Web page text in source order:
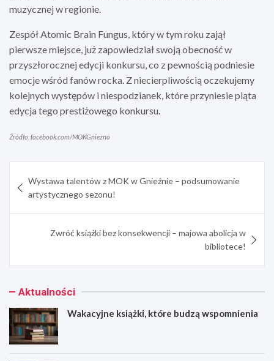
muzycznej w regionie.
Zespół Atomic Brain Fungus, który w tym roku zajął
pierwsze miejsce, już zapowiedział swoją obecność w
przyszłorocznej edycji konkursu, co z pewnością podniesie
emocje wśród fanów rocka. Z niecierpliwością oczekujemy
kolejnych występów i niespodzianek, które przyniesie piąta
edycja tego prestiżowego konkursu.
Źródło: facebook.com/MOKGniezno
wpisu
Wystawa talentów z MOK w Gnieźnie – podsumowanie
artystycznego sezonu!
Zwróć książki bez konsekwencji – majowa abolicja w
bibliotece!
Aktualności
Wakacyjne książki, które budzą wspomnienia